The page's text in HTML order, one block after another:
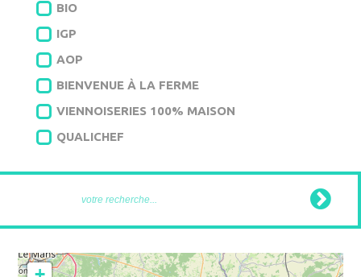
BIO
IGP
AOP
BIENVENUE À LA FERME
VIENNOISERIES 100% MAISON
QUALICHEF